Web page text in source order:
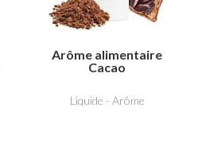
Arôme alimentaire
Cacao
Liquide - Arôme